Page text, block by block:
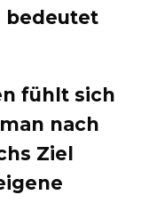
bedeutet
fühlt sich
nach
Ziel